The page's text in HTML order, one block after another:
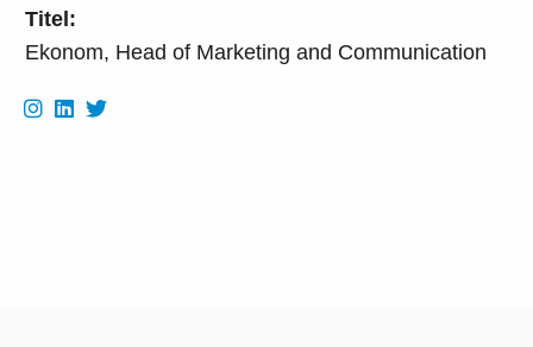
Titel:
Ekonom, Head of Marketing and Communication